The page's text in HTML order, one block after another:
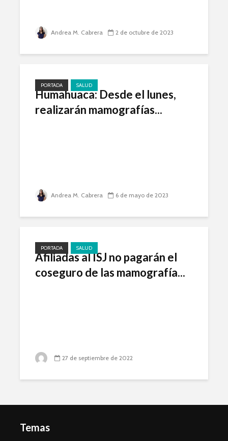
Andrea M. Cabrera 2 de octubre de 2023
PORTADA SALUD
Humahuaca: Desde el lunes,
realizarán mamografías...
Andrea M. Cabrera 6 de mayo de 2023
PORTADA SALUD
Afiliadas al ISJ no pagarán el
coseguro de las mamografía...
27 de septiembre de 2022
Temas